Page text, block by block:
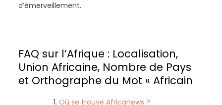
d’émerveillement.
FAQ sur l’Afrique : Localisation,
Union Africaine, Nombre de Pays
et Orthographe du Mot « Africain
Où se trouve Africanews ?